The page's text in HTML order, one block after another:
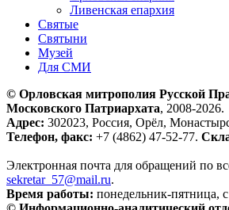
Ливенская епархия
Святые
Святыни
Музей
Для СМИ
© Орловская митрополия Русской
Московского Патриархата, 2008-2026.
Адрес: 302023, Россия, Орёл,
Телефон, факс: +7 (4862) 47-52-77.
Электронная почта для обращений по
sekretar_57@mail.ru.
Время работы: понедельник-пятница,